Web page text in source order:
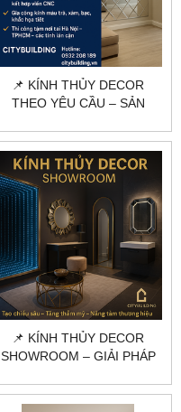
📌 KÍNH THỦY DECOR
THEO YÊU CẦU – SẢN
NGHIỆP
📌 KÍNH THỦY DECOR
SHOWROOM – GIẢI PHÁP
CHUYÊN NGHIỆP